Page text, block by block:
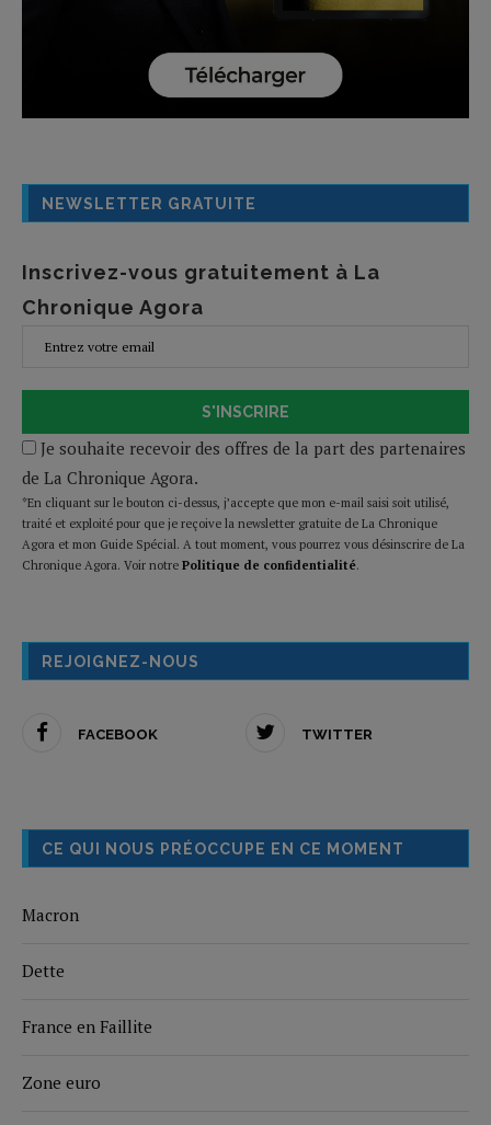
NEWSLETTER GRATUITE
Inscrivez-vous gratuitement à La
Chronique Agora
S'INSCRIRE
Je souhaite recevoir des offres de la part des partenaires
de La Chronique Agora.
*En cliquant sur le bouton ci-dessus, j’accepte que mon e-mail saisi soit utilisé,
traité et exploité pour que je reçoive la newsletter gratuite de La Chronique
Agora et mon Guide Spécial. A tout moment, vous pourrez vous désinscrire de La
Chronique Agora. Voir notre Politique de confidentialité.
REJOIGNEZ-NOUS
FACEBOOK TWITTER
CE QUI NOUS PRÉOCCUPE EN CE MOMENT
Macron
Dette
France en Faillite
Zone euro